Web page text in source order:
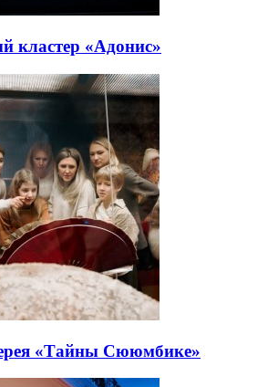
кластер «Адонис»
«Тайны Сююмбике»